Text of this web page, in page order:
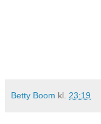
Betty Boom kl. 23:19